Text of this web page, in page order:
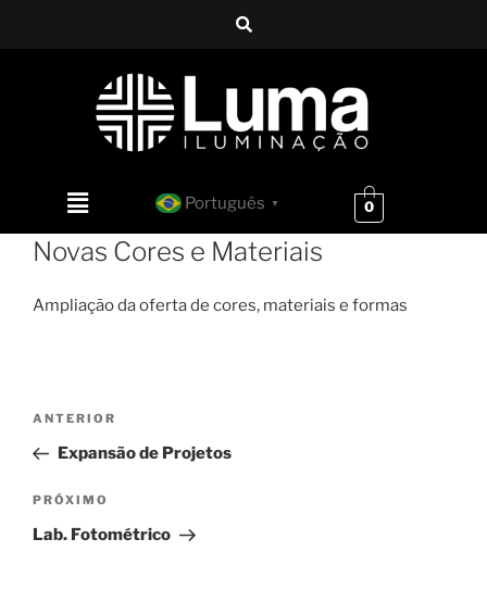
Português ▼ 0
Novas Cores e Materiais
Ampliaçãodaofertade cores, materiais e formas
ANTERIOR
Expansão de Projetos
PRÓXIMO
Lab. Fotométrico